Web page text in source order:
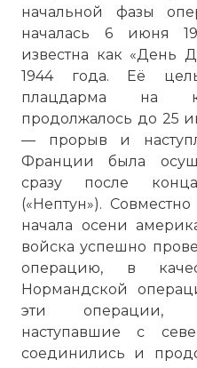
начальной фазы
началась 6 июня
известна как «День
1944 года. Её
плацдарма на
продолжалось до 25
— прорыв и
Франции была
сразу после
(«Нептун»).
начала осени
войска успешно
операцию, в
Нормандской
эти операции,
наступавшие с
соединились и